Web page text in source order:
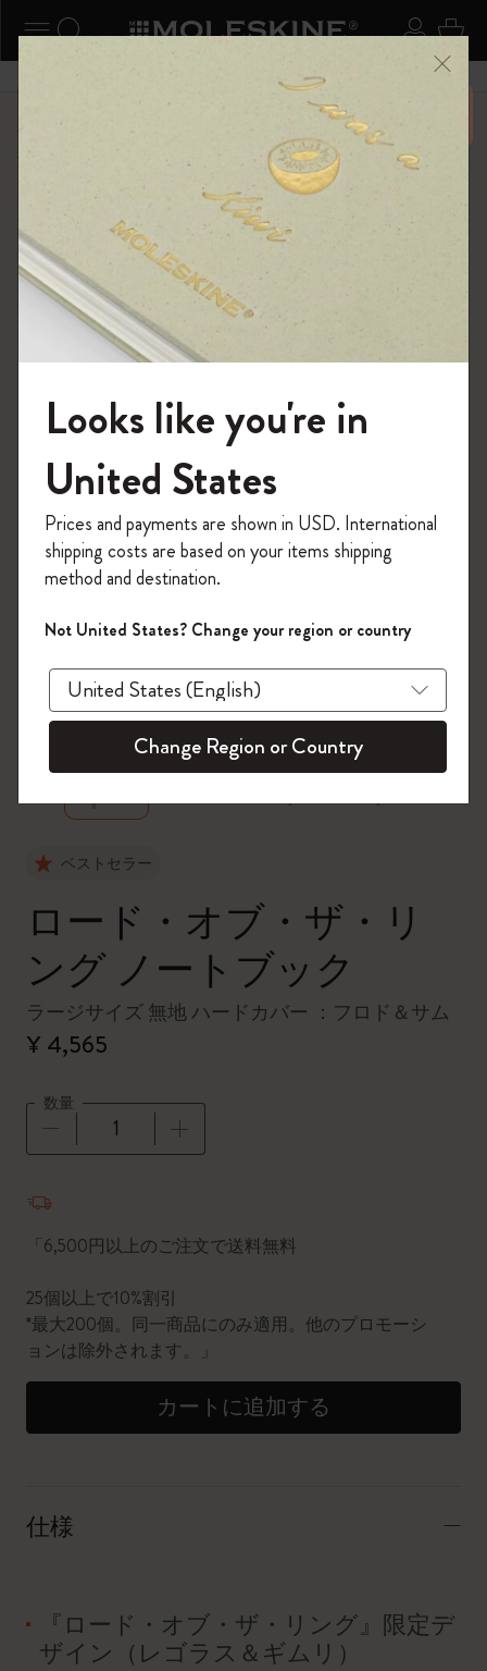
ナビゲーションの切替 ログ
検索 (キーワードなど) カ
6,500円以上のご購入で送料無料 メニ
ーを閉じる
ショップ
『ロード・オブ・ザ・リング』コレクション
zoom.cta
ベストセラー
ロード・オブ・ザ・リ
ング ノートブック
ラージサイズ 無地 ハードカバー ：フロド＆サム
¥ 4,565
数量
「6,500円以上のご注文で送料無料
25個以上で10%割引
*最大200個。同一商品にのみ適用。他のプロモーシ
ョンは除外されます。」
カートに追加する
仕様
『ロード・オブ・ザ・リング』限定デ
ザイン（レゴラス＆ギムリ）
モレスキンの世界へようこそ
「WELCOME10」を入力すると、初回注
文が10%オフ＋送料無料になります。セ
ール・アウトレット品は適用外。
Moleskineアカウントを作成して限定オフ
ァーや会員特典、さらに多くのインスピ
レーションを手に入れましょう。
今すぐ会員登録 !
Looks like you're in
United States
Prices and payments are shown in USD. International
shipping costs are based on your items shipping
method and destination.
Not United States? Change your region or country
Change Region or Country